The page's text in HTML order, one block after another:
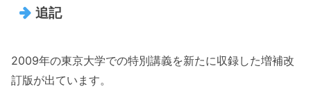
追記
2009年の東京大学での特別講義を新たに収録した増補改
訂版が出ています。